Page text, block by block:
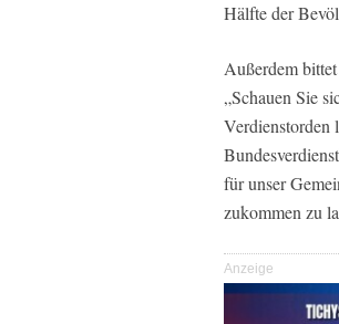
Hälfte der
Außerdem
„Schauen Sie
Verdienstorden
für unser
zukommen zu
Anzeige